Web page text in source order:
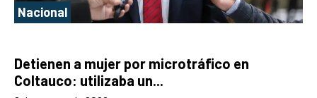
Nacional
Detienen a mujer por microtráfico en
Coltauco: utilizaba un...